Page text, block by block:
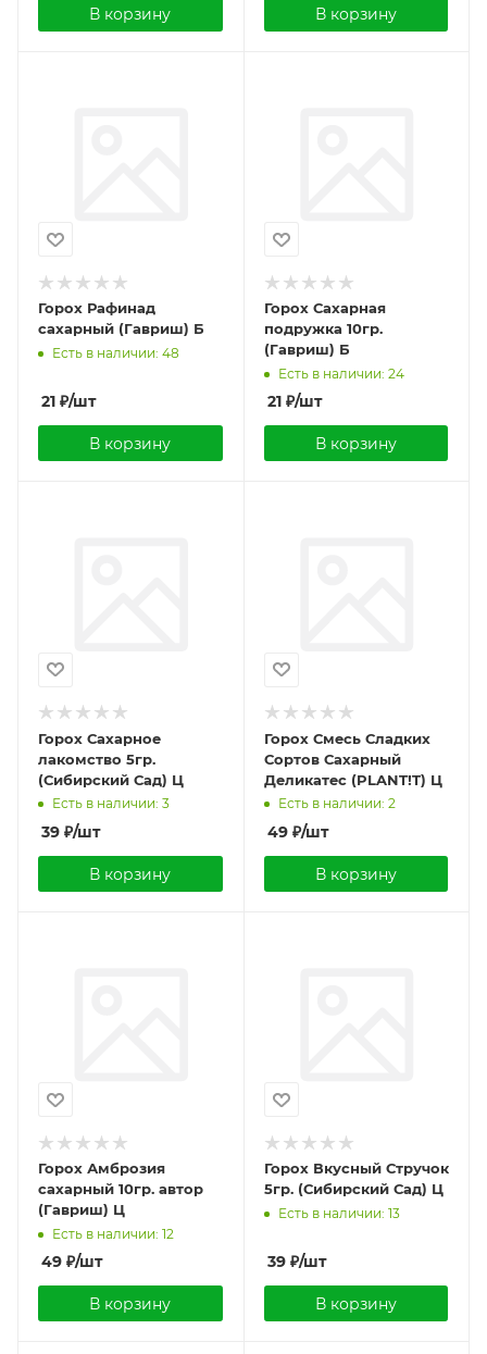
В корзину В корзину
Горох Рафинад
сахарный (Гавриш) Б
Есть в наличии: 48
21 ₽/шт
В корзину
Горох Сахарная
подружка 10гр.
(Гавриш) Б
Есть в наличии: 24
21₽/шт
В корзину
Горох Сахарное
лакомство 5гр.
(Сибирский Сад) Ц
Есть в наличии: 3
39 ₽/шт
В корзину
Горох Смесь Сладких
Сортов Сахарный
Деликатес (PLANT!T) Ц
Есть в наличии: 2
49₽/шт
В корзину
Горох Амброзия
сахарный 10гр. автор
(Гавриш) Ц
Есть в наличии: 12
49 ₽/шт
В корзину
Горох Вкусный Стручок
5гр. (Сибирский Сад) Ц
Есть в наличии: 13
39₽/шт
В корзину